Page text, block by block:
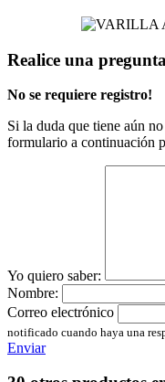
Realice una pregunta
No se requiere registro!
Si la duda que tiene aún
formulario a continuación
Yo quiero saber:
Nombre:
Correo electrónico
notificado cuando haya una
Enviar